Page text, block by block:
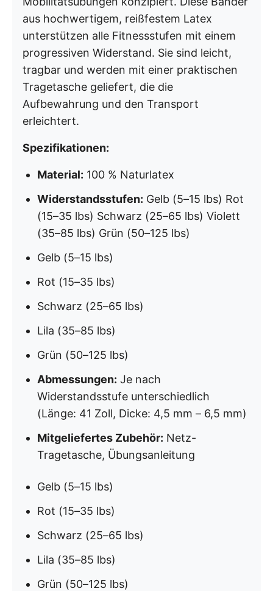
aus hochwertigem, reißfestem Latex
unterstützen alle Fitnessstufen mit einem
progressiven Widerstand. Sie sind leicht,
tragbar und werden mit einer praktischen
Tragetasche geliefert, die die
Aufbewahrung und den Transport
erleichtert.
Spezifikationen:
Material: 100 % Naturlatex
Widerstandsstufen: Gelb (5–15 lbs) Rot
(15–35 lbs) Schwarz (25–65 lbs) Violett
(35–85 lbs) Grün (50–125 lbs)
Gelb (5–15 lbs)
Rot (15–35 lbs)
Schwarz (25–65 lbs)
Lila (35–85 lbs)
Grün (50–125 lbs)
Abmessungen: Je nach
Widerstandsstufe unterschiedlich
(Länge: 41 Zoll, Dicke: 4,5 mm – 6,5 mm)
Mitgeliefertes Zubehör: Netz-
Tragetasche, Übungsanleitung
Gelb (5–15 lbs)
Rot (15–35 lbs)
Schwarz (25–65 lbs)
Lila (35–85 lbs)
Grün (50–125 lbs)